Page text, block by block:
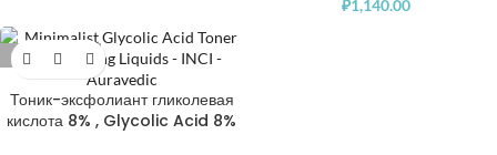
₽1,140.00
РАСПРОДАНО
Тоник-эксфолиант гликолевая
кислота 8% , Glycolic Acid 8%